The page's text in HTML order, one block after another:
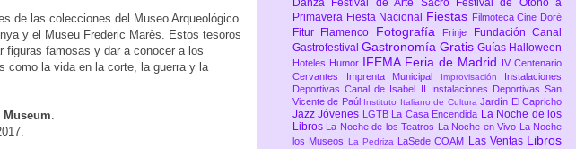
de las colecciones del Museo Arqueológico
y el Museu Frederic Marès. Estos tesoros
figuras famosas y dar a conocer a los
como la vida en la corte, la guerra y la
Danza
Festival de Arte Sacro
Festival de Otoño a
Primavera Fiesta Nacional Fiestas Filmoteca Cine Doré
Fitur Flamenco Fotografía Frinje
Fundación Canal
Gastrofestival Gastronomía Gratis Guías Halloween
Hoteles Humor IFEMA Feria de Madrid
IV Centenario
Cervantes
Imprenta Municipal Improvisación
Instalaciones
Deportivas Canal de Isabel II
Instalaciones Deportivas San
Vicente de Paúl
Instituto Italiano de CulturaJardín El Capricho
JazzJóvenes LGTB La Casa Encendida La Noche de los
Libros
La Noche de los Teatros La Noche en Vivo
La Noche
los Museos
La Pedriza LaSede COAM Las Ventas Libros